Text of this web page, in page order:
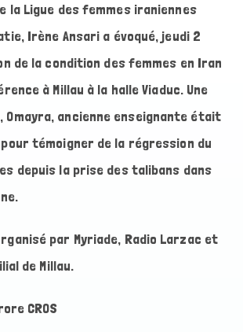
la Ligue des femmes iraniennes
Irène Ansari a évoqué, jeudi 2
de la condition des femmes en Iran
à Millau à la halle Viaduc. Une
Omayra, ancienne enseignante était
témoigner de la régression du
depuis la prise des talibans dans
par Myriade, Radio Larzac et
de Millau.
CROS